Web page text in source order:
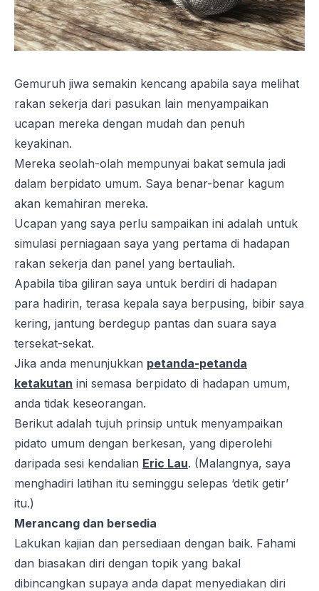
Gemuruh jiwa semakin kencang apabila saya melihat
rakan sekerja dari pasukan lain menyampaikan
ucapan mereka dengan mudah dan penuh
keyakinan.
Mereka seolah-olah mempunyai bakat semula jadi
dalam berpidato umum. Saya benar-benar kagum
akan kemahiran mereka.
Ucapan yang saya perlu sampaikan ini adalah untuk
simulasi perniagaan saya yang pertama di hadapan
rakan sekerja dan panel yang bertauliah.
Apabila tiba giliran saya untuk berdiri di hadapan
para hadirin, terasa kepala saya berpusing, bibir saya
kering, jantung berdegup pantas dan suara saya
tersekat-sekat.
Jika anda menunjukkan petanda-petanda
ketakutan ini semasa berpidato di hadapan umum,
anda tidak keseorangan.
Berikut adalah tujuh prinsip untuk menyampaikan
pidato umum dengan berkesan, yang diperolehi
daripada sesi kendalian Eric Lau. (Malangnya, saya
menghadiri latihan itu seminggu selepas ‘detik getir’
itu.)
Merancang dan bersedia
Lakukan kajian dan persediaan dengan baik. Fahami
dan biasakan diri dengan topik yang bakal
dibincangkan supaya anda dapat menyediakan diri